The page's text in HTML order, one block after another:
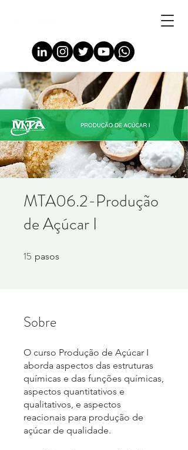
MTA06.2-Produção
de Açúcar I
15 pasos
Sobre
O curso Produção de Açúcar I
aborda aspectos das estruturas
químicas e das funções químicas,
aspectos quantitativos e
qualitativos, e aspectos
reacionais para produção de
açúcar de qualidade.